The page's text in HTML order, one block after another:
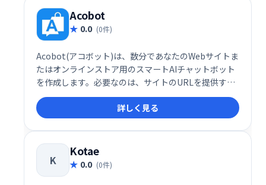
Acobot
0.0 (0件)
Acobot(アコボット)は、数分であなたのWebサイトま
たはオンラインストア用のスマートAIチャットボット
を作成します。必要なのは、サイトのURLを提供する
ことだけです。Acoがすべての作業を行います。
詳しく見る
K
Kotae
0.0 (0件)